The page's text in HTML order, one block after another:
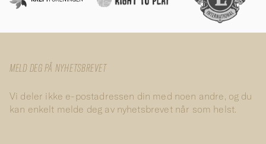
MELD DEG PÅ NYHETSBREVET
Vi deler ikke e-postadressen din med noen andre, og du
kan enkelt melde deg av nyhetsbrevet når som helst.